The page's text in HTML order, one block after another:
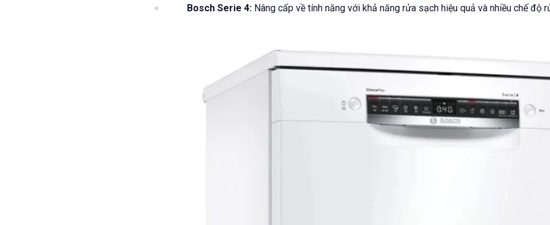
Bosch Serie 4: Nâng cấp về tính năng với khả năng rửa sạch hiệu quả và nhiều chế độ